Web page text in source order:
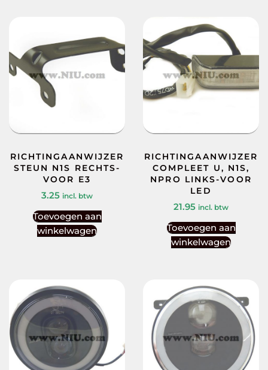
RICHTINGAANWIJZER
STEUN N1S RECHTS-
VOOR E3
3.25 incl. btw
Toevoegen aan
winkelwagen
RICHTINGAANWIJZER
COMPLEET U, N1S,
NPRO LINKS-VOOR
LED
21.95 incl. btw
Toevoegen aan
winkelwagen